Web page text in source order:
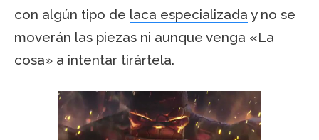
con algún tipo de laca especializada y no se
moverán las piezas ni aunque venga «La
cosa» a intentar tirártela.